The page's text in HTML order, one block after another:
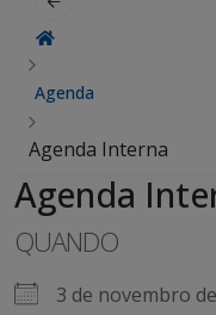
Agenda
Agenda Interna
Agenda
QUANDO
3 de novembro